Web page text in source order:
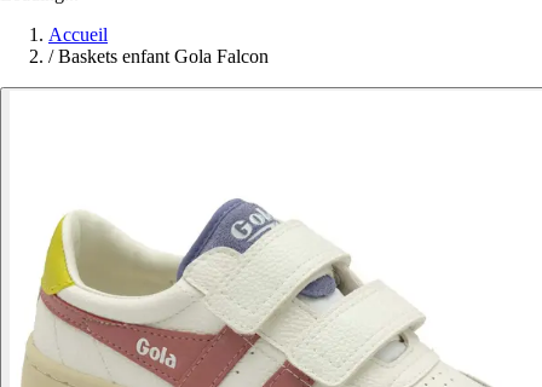
Accueil
/ Baskets enfant Gola Falcon